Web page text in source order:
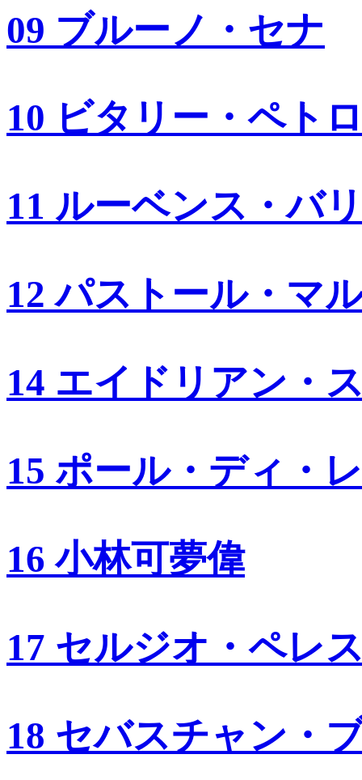
09 ブルーノ・セナ
10 ビタリー・ペト
11 ルーベンス・バ
12 パストール・マ
14 エイドリアン・
15 ポール・ディ・
16 小林可夢偉
17 セルジオ・ペレ
18 セバスチャン・